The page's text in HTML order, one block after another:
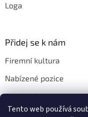
Tento web používá
Loga
Přidej se k nám
Firemní kultura
Nabízené pozice
Chci u vás pracovat.